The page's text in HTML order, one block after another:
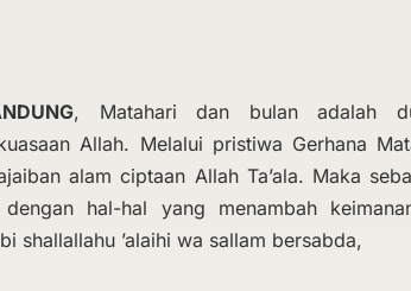
, Matahari dan bulan adalah
Allah. Melalui pristiwa Gerhana
alam ciptaan Allah Ta’ala. Maka
hal-hal yang menambah
shallallahu ’alaihi wa sallam bersabda,